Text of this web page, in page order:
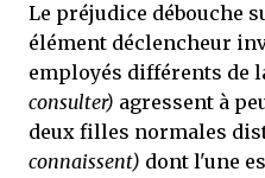
Le préjudice débouche
élément déclencheur
employés différents de
consulter) agressent à
deux filles normales
connaissent) dont l'une